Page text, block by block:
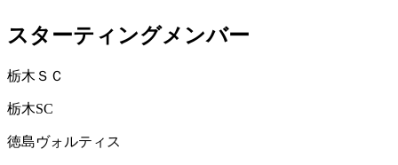
スターティングメンバー
栃木ＳＣ
栃木SC
徳島ヴォルティス